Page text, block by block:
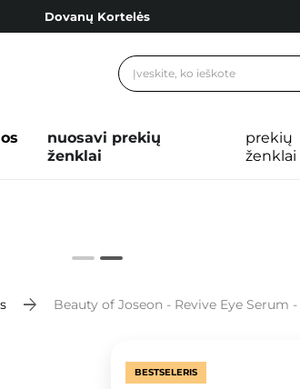
Dovanų Kortelės
pristatymas nuo 40,00 €
nuosavi prekių
ženklai
prekių
ženklai
Beauty of Joseon - Revive Eye Serum
BESTSELERIS